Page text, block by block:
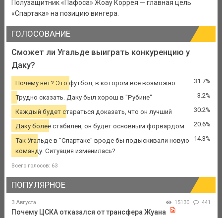
Полузащитник «Пафоса» Жоау Коррея — главная цель
«Спартака» на позицию вингера.
ГОЛОСОВАНИЕ
Сможет ли Угальде выиграть конкуренцию у
Даку?
Почему нет? Это футбол, в котором все возможно 31.7%
Трудно сказать. Даку был хорош в "Рубине" 3.2%
Каждый будет стараться доказать, что он лучший 30.2%
Даку более стабилен, он будет основным форвардом 20.6%
Так Угальде в "Спартаке" вроде бы подыскивали новую
команду. Ситуация изменилась?
14.3%
Всего голосов: 63
ПОПУЛЯРНОЕ
3 Августа 15130 441
Почему ЦСКА отказался от трансфера Жуана